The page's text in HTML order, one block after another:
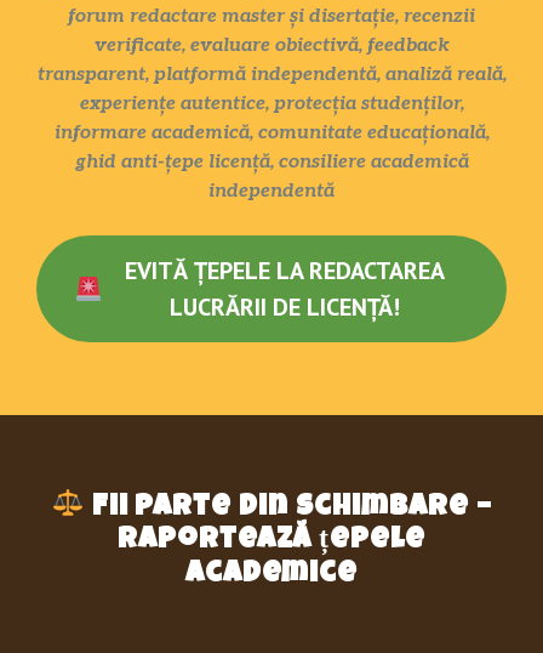
forum redactare master și disertație, recenzii
verificate, evaluare obiectivă, feedback
transparent, platformă independentă, analiză reală,
experiențe autentice, protecția studenților,
informare academică, comunitate educațională,
ghid anti-țepe licență, consiliere academică
independentă
EVITĂ ȚEPELE LA REDACTAREA
LUCRĂRII DE LICENȚĂ!
Fii parte din schimbare –
raportează țepele
academice